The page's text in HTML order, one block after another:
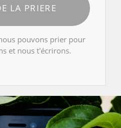
LA PRIERE
pouvons prier pour
et nous t'écrirons.